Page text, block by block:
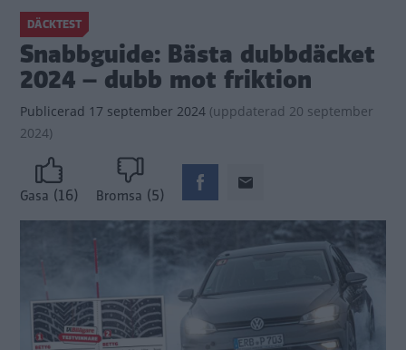
DÄCKTEST
Snabbguide: Bästa dubbdäcket
2024 – dubb mot friktion
Publicerad 17 september 2024 (uppdaterad 20 september
2024)
Gasa (16) Bromsa (5)